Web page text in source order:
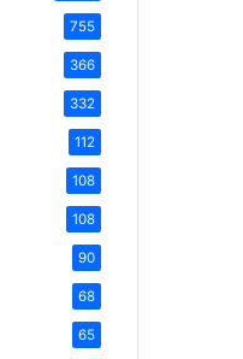
755
366
332
112
108
108
90
68
65